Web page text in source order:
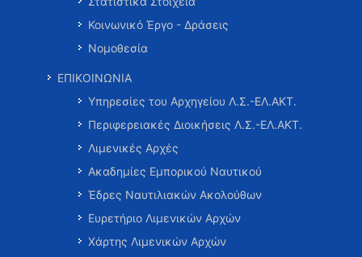
Κοινωνικό Έργο - Δράσεις
Νομοθεσία
ΕΠΙΚΟΙΝΩΝΙΑ
Υπηρεσίες του Αρχηγείου Λ.Σ.-ΕΛ.ΑΚΤ.
Περιφερειακές Διοικήσεις Λ.Σ.-ΕΛ.ΑΚΤ.
Λιμενικές Αρχές
Ακαδημίες Εμπορικού Ναυτικού
Έδρες Ναυτιλιακών Ακολούθων
Ευρετήριο Λιμενικών Αρχών
Χάρτης Λιμενικών Αρχών